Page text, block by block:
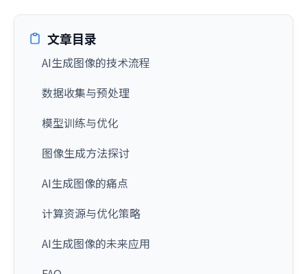
文章目录
AI生成图像的技术流程
数据收集与预处理
模型训练与优化
图像生成方法探讨
AI生成图像的痛点
计算资源与优化策略
AI生成图像的未来应用